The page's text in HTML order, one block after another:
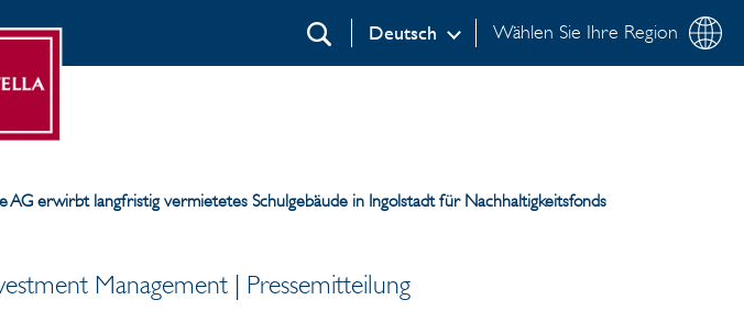
Wählen Sie Ihre Region
Deutsch
Suchen
AG erwirbt langfristig vermietetes Schulgebäude in Ingolstadt für Nachhaltigkeitsfonds
Management | Pressemitteilung